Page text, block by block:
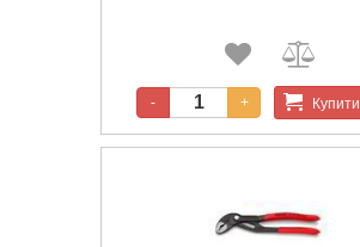
- + Купити